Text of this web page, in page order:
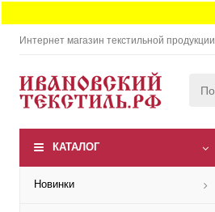
Интернет магазин текстильной продукции
КАТАЛОГ
Новинки